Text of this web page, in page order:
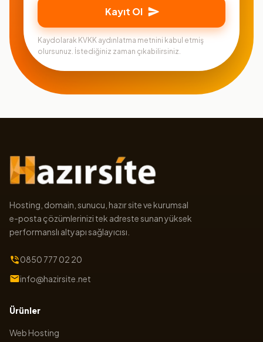
Kayıt Ol
Kaydolarak KVKK aydınlatma metnini kabul etmiş
olursunuz. İstediğiniz zaman çıkabilirsiniz.
Hosting, domain, sunucu, hazır site ve kurumsal
e-posta çözümlerinizi tek adreste sunan yüksek
performanslı altyapı sağlayıcısı.
0850 777 02 20
info@hazirsite.net
Ürünler
Web Hosting